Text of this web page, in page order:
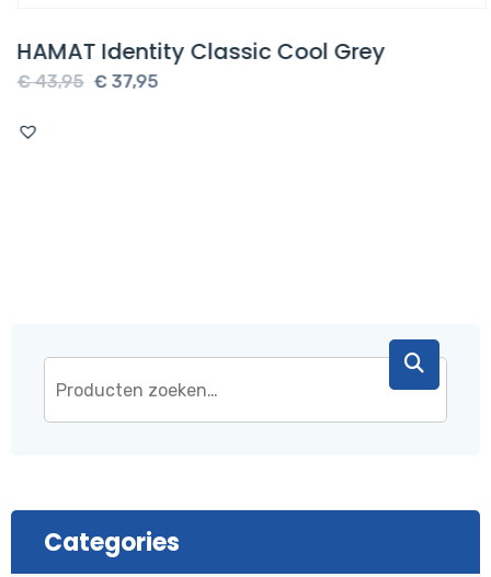
HAMAT Identity Classic Cool Grey
€43,95
Oorspronkelijke
€37,95Huidige
Categories